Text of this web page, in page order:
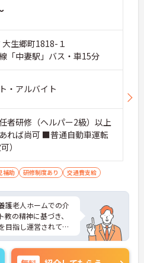
生郷町1818-１
「中妻駅」バス・車15分
・アルバイト
者研修（ヘルパー2級）以上
れば尚可 ■普通自動車運転
）
補助 研修制度あり 交通費支給
護老人ホームでの介
の精神に基づき、
目指し運営されてい
ポイントなど、さら
お気軽にご相談く